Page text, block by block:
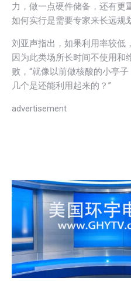
力，做一点硬件储备，还有更
如何实行是需要专家来长远规
刘亚声指出，如果利用率较低
因为此类场所长时间不使用和
败，“就像以前做核酸的小亭
几个是还能利用起来的？”
advertisement